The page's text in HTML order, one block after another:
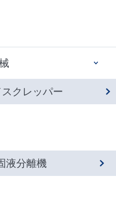
クレッパー
液分離機